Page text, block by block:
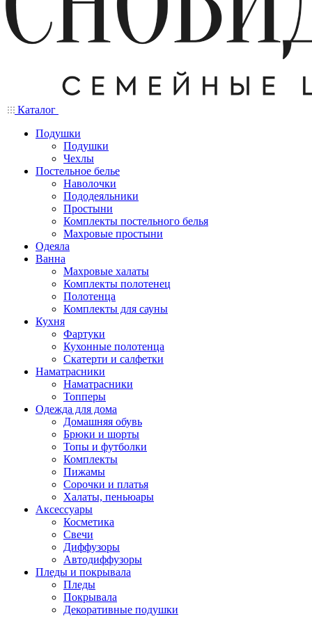
Каталог
Подушки
Подушки
Чехлы
Постельное белье
Наволочки
Пододеяльники
Простыни
Комплекты постельного белья
Махровые простыни
Одеяла
Ванна
Махровые халаты
Комплекты полотенец
Полотенца
Комплекты для сауны
Кухня
Фартуки
Кухонные полотенца
Скатерти и салфетки
Наматрасники
Наматрасники
Топперы
Одежда для дома
Домашняя обувь
Брюки и шорты
Топы и футболки
Комплекты
Пижамы
Сорочки и платья
Халаты, пеньюары
Аксессуары
Косметика
Свечи
Диффузоры
Автодиффузоры
Пледы и покрывала
Пледы
Покрывала
Декоративные подушки